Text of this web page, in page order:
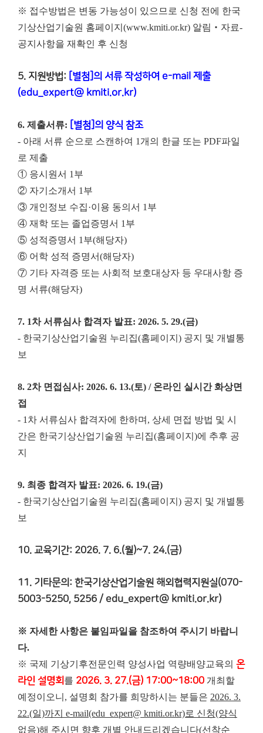
※ 접수방법은 변동 가능성이 있으므로 신청 전에 한국
기상산업기술원 홈페이지(www.kmiti.or.kr) 알림‧자료-
공지사항을 재확인 후 신청
5. 지원방법:
[별첨]의 서류 작성하여 e-mail 제출
(edu_expert@ kmiti.or.kr)
6. 제출서류: [별첨]의 양식 참조
- 아래 서류 순으로 스캔하여 1개의 한글 또는 PDF파일
로 제출
① 응시원서 1부
② 자기소개서 1부
③ 개인정보 수집·이용 동의서 1부
④ 재학 또는 졸업증명서 1부
⑤ 성적증명서 1부(해당자)
⑥ 어학 성적 증명서(해당자)
⑦ 기타 자격증 또는 사회적 보호대상자 등 우대사항 증
명 서류(해당자)
7. 1차 서류심사 합격자 발표: 2026. 5. 29.(금)
- 한국기상산업기술원 누리집(홈페이지) 공지 및 개별통
보
8. 2차 면접심사: 2026. 6. 13.(토) / 온라인 실시간 화상면
접
- 1차 서류심사 합격자에 한하며, 상세 면접 방법 및 시
간은 한국기상산업기술원 누리집(홈페이지)에 추후 공
지
9. 최종 합격자 발표: 2026. 6. 19.(금)
- 한국기상산업기술원 누리집(홈페이지) 공지 및 개별통
보
10. 교육기간: 2026. 7. 6.(월)~7. 24.(금)
11. 기타문의: 한국기상산업기술원 해외협력지원실(070-
5003-5250, 5256 / edu_expert@ kmiti.or.kr)
※ 자세한 사항은 붙임파일을 참조하여 주시기 바랍니
다.
※ 국제 기상기후전문인력 양성사업 역량배양교육의 온
라인 설명회 를 2026. 3. 27.(금) 17:00~18:00 개최할
예정이오니, 설명회 참가를 희망하시는 분들은 2026. 3.
22.(일)까지 e-mail(edu_expert@ kmiti.or.kr)로 신청(양식
없음)해 주시면 향후 개별 안내드리겠습니다(선착순